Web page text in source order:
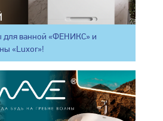
ванной «ФЕНИКС» и
«Luxor»!